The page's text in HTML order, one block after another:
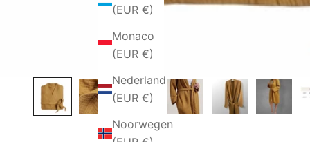
(EUR €)
Monaco
(EUR €)
Nederland
(EUR €)
Noorwegen